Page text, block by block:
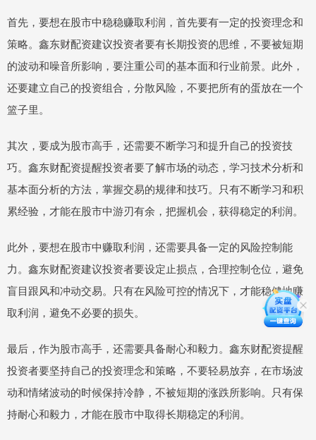
首先，要想在股市中稳稳赚取利润，首先要有一定的投资理念和
策略。鑫东财配资建议投资者要有长期投资的思维，不要被短期
的波动和噪音所影响，要注重公司的基本面和行业前景。此外，
还要建立自己的投资组合，分散风险，不要把所有的蛋放在一个
篮子里。
其次，要成为股市高手，还需要不断学习和提升自己的投资技
巧。鑫东财配资提醒投资者要了解市场的动态，学习技术分析和
基本面分析的方法，掌握交易的规律和技巧。只有不断学习和积
累经验，才能在股市中游刃有余，把握机会，获得稳定的利润。
此外，要想在股市中赚取利润，还需要具备一定的风险控制能
力。鑫东财配资建议投资者要设定止损点，合理控制仓位，避免
盲目跟风和冲动交易。只有在风险可控的情况下，才能稳健地赚
取利润，避免不必要的损失。
最后，作为股市高手，还需要具备耐心和毅力。鑫东财配资提醒
投资者要坚持自己的投资理念和策略，不要轻易放弃，在市场波
动和情绪波动的时候保持冷静，不被短期的涨跌所影响。只有保
持耐心和毅力，才能在股市中取得长期稳定的利润。